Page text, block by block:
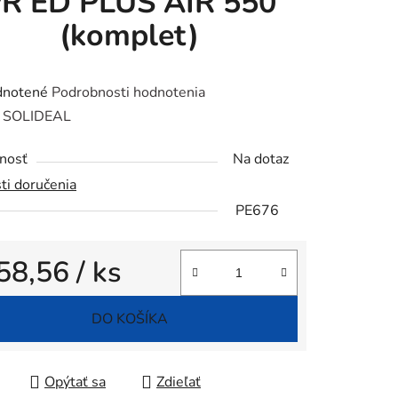
(komplet)
Podrobnosti hodnotenia
SOLIDEAL
Na dotaz
doručenia
PE676
/ ks
cena:
DO KOŠÍKA
Opýtať sa Zdieľať